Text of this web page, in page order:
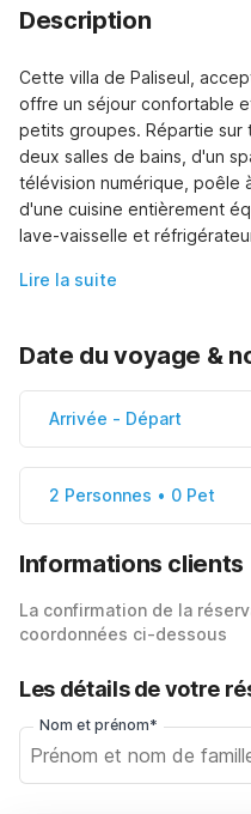
Description
Cette villa de Paliseul,
offre un séjour confortable
petits groupes. Répartie
deux salles de bains, d'un
télévision numérique, poêle
d'une cuisine entièrement
lave-vaisselle et
Lire la suite
Date du voyage &
Arrivée - Départ
2 Personnes • 0 Pet
Informations clients
La confirmation de la
coordonnées ci-dessous
Les détails de votre
Nom et prénom*